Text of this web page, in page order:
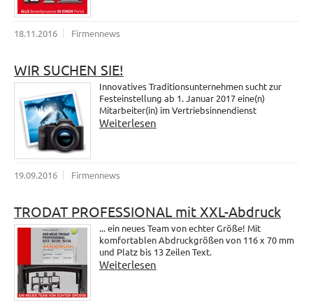
18.11.2016 Firmennews
WIR SUCHEN SIE!
Innovatives Traditionsunternehmen sucht zur
Festeinstellung ab 1. Januar 2017 eine(n)
Mitarbeiter(in) im Vertriebsinnendienst
Weiterlesen
19.09.2016 Firmennews
TRODAT PROFESSIONAL mit XXL-Abdruck
... ein neues Team von echter Größe! Mit
komfortablen Abdruckgrößen von 116 x 70 mm
und Platz bis 13 Zeilen Text.
Weiterlesen